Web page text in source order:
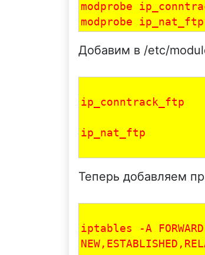
modprobe
Добавим в /etc/
ip_conntrack_ftp
ip_nat_ftp
Теперь добавляем
iptables -A